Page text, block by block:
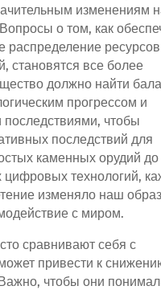
изменениям
о том, как
распределение
становятся все более
должно найти
прогрессом и
чтобы
последствий для
каменных орудий до
технологий,
изменяло наш образ
с миром.
сравнивают себя с
привести к
чтобы они